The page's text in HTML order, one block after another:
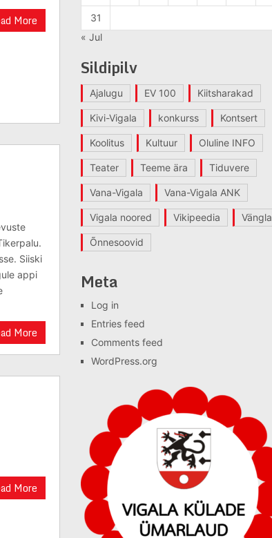
More
Siiski
appi
More
More
31
« Jul
Sildipilv
Ajalugu EV 100 Kiitsharakad
Kivi-Vigala konkurss Kontsert
Koolitus Kultuur Oluline INFO
Teater Teeme ära Tiduvere
Vana-Vigala Vana-Vigala ANK
Vigala noored Vikipeedia Vängla
Õnnesoovid
Meta
Log in
Entries feed
Comments feed
WordPress.org